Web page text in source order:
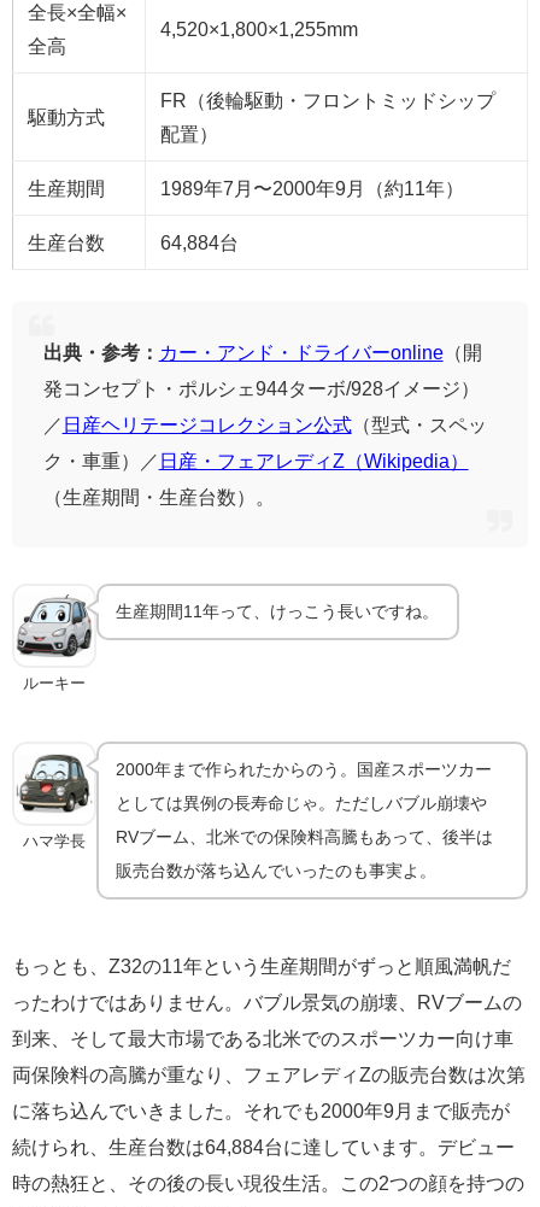
全長×全幅×
全高
4,520×1,800×1,255mm
駆動方式
FR（後輪駆動・フロントミッドシップ
配置）
生産期間 1989年7月〜2000年9月（約11年）
生産台数 64,884台
出典・参考： カー・アンド・ドライバーonline（開
発コンセプト・ポルシェ944ターボ/928イメージ）
／ 日産ヘリテージコレクション公式（型式・スペッ
ク・車重）／ 日産・フェアレディZ（Wikipedia）
（生産期間・生産台数）。
ルーキー
生産期間11年って、けっこう長いですね。
ハマ学長
2000年まで作られたからのう。国産スポーツカー
としては異例の長寿命じゃ。ただしバブル崩壊や
RVブーム、北米での保険料高騰もあって、後半は
販売台数が落ち込んでいったのも事実よ。
もっとも、Z32の11年という生産期間がずっと順風満帆だ
ったわけではありません。バブル景気の崩壊、RVブームの
到来、そして最大市場である北米でのスポーツカー向け車
両保険料の高騰が重なり、フェアレディZの販売台数は次第
に落ち込んでいきました。それでも2000年9月まで販売が
続けられ、生産台数は64,884台に達しています。デビュー
時の熱狂と、その後の長い現役生活。この2つの顔を持つの